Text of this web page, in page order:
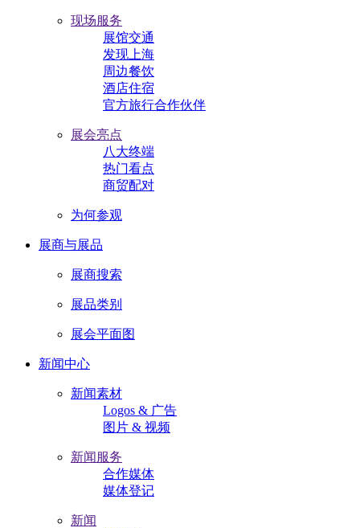
现场服务
展馆交通
发现上海
周边餐饮
酒店住宿
官方旅行合作伙伴
展会亮点
八大终端
热门看点
商贸配对
为何参观
展商与展品
展商搜索
展品类别
展会平面图
新闻中心
新闻素材
Logos & 广告
图片 & 视频
新闻服务
合作媒体
媒体登记
新闻